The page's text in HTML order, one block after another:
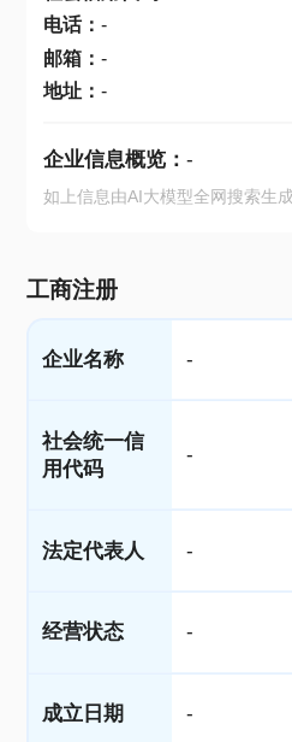
电话： -
邮箱： -
地址： -
企业信息概览： -
如上信息由AI大模型全网搜索生
工商注册
企业名称 -
社会统一信
用代码
-
法定代表人 -
经营状态 -
成立日期 -